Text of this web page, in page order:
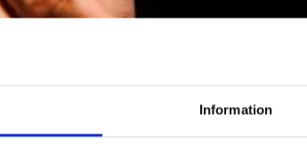
Information